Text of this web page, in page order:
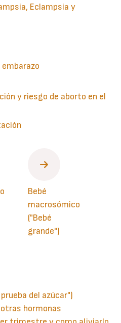
Eclampsia y
y riesgo de aborto en el
Bebé
macrosómico
("Bebé
grande")
del azúcar")
hormonas